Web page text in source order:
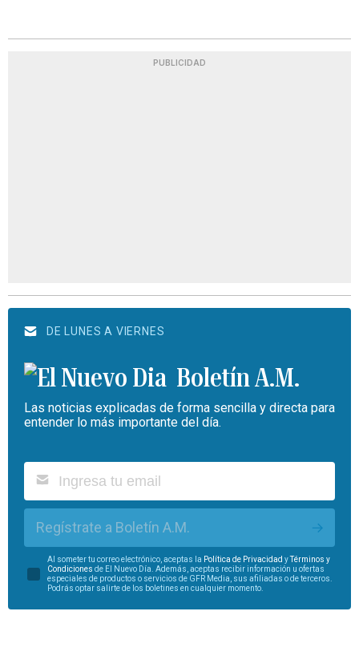
PUBLICIDAD
DE LUNES A VIERNES
Boletín A.M.
Las noticias explicadas de forma sencilla y directa para
entender lo más importante del día.
Regístrate a Boletín A.M.
Al someter tu correo electrónico, aceptas la Política de Privacidad yTérminos y
Condiciones de El Nuevo Día. Además, aceptas recibir información u ofertas
especiales de productos o servicios de GFR Media, sus afiliadas o de terceros.
Podrás optar salirte de los boletines en cualquier momento.